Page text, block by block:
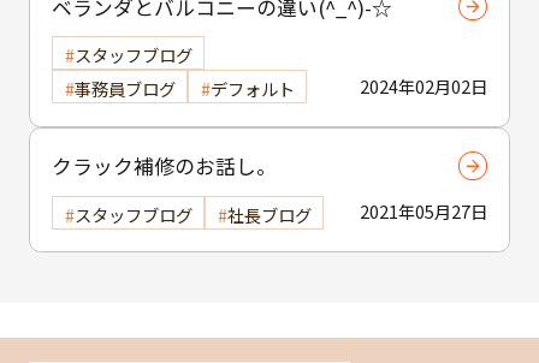
ベランダとバルコニーの違い(^_^)-☆
2024年02月02日
スタッフブログ
事務員ブログ
デフォルト
クラック補修のお話し。
2021年05月27日
スタッフブログ 社長ブログ